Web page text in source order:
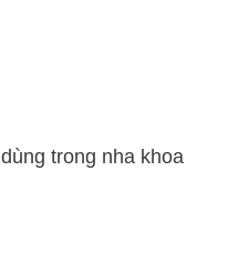
dùng trong nha khoa